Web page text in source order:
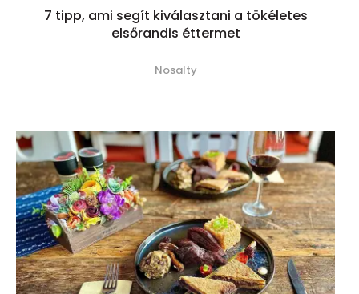
7 tipp, ami segít kiválasztani a tökéletes
elsőrandis éttermet
Nosalty